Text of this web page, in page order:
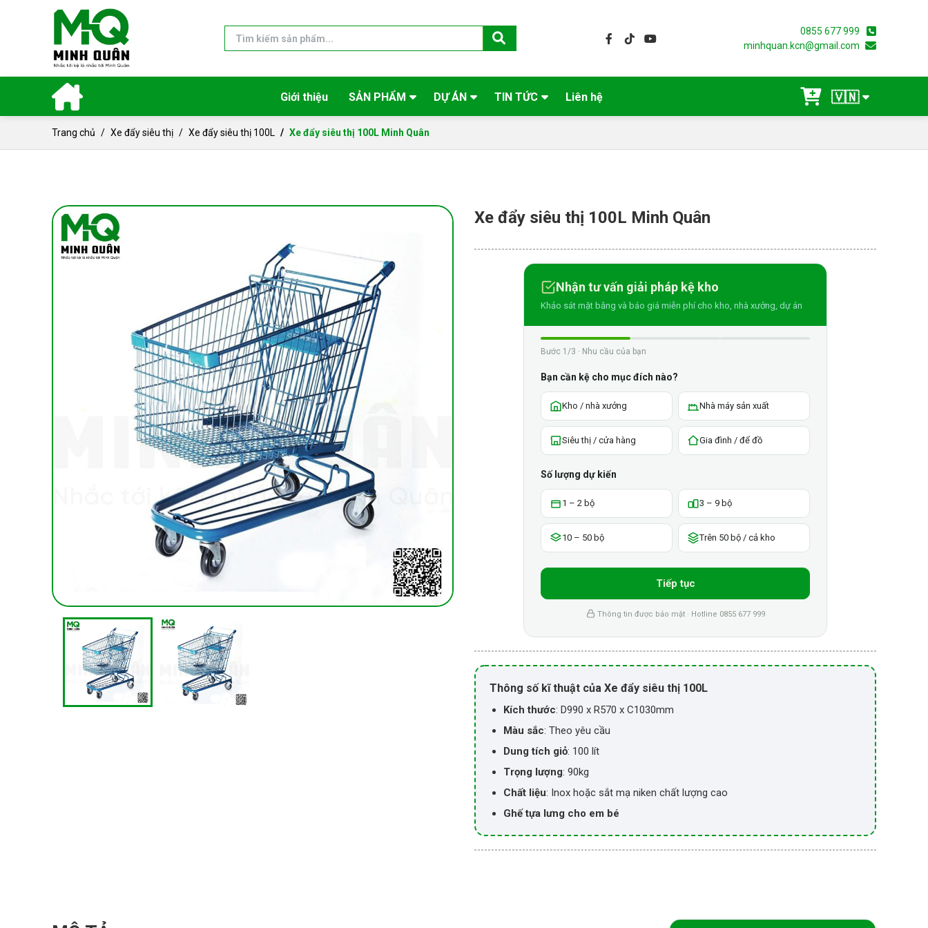
0855 677 999
minhquan.kcn@gmail.com
Giới thiệu SẢN PHẨM DỰ ÁN TIN TỨC Liên hệ 🇻🇳
Trang chủ Xe đẩy siêu thị Xe đẩy siêu thị 100L Xe đẩy siêu thị 100L Minh Quân
Xe đẩy siêu thị 100L Minh Quân
Nhận tư vấn giải pháp kệ kho
Khảo sát mặt bằng và báo giá miễn phí cho kho, nhà xưởng, dự án
Bước 1/3 · Nhu cầu của bạn
Bạn cần kệ cho mục đích nào?
Kho / nhà xưởng Nhà máy sản xuất
Siêu thị / cửa hàng Gia đình / để đồ
Số lượng dự kiến
1 – 2 bộ 3 – 9 bộ
10 – 50 bộ Trên 50 bộ / cả kho
Tiếp tục
Thông tin được bảo mật · Hotline 0855 677 999
Thông số kĩ thuật của Xe đẩy siêu thị 100L
Kích thước: D990 x R570 x C1030mm
Màu sắc: Theo yêu cầu
Dung tích giỏ: 100 lít
Trọng lượng: 90kg
Chất liệu: Inox hoặc sắt mạ niken chất lượng cao
Ghế tựa lưng cho em bé